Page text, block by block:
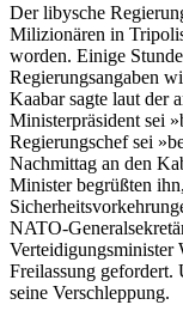
Der libysche
Milizionären in
worden. Einige
Regierungsangaben
Kaabar sagte laut der
Ministerpräsident sei
Regierungschef sei
Nachmittag an den
Minister begrüßten
NATO-
Verteidigungsminister
Freilassung
seine Verschleppung.